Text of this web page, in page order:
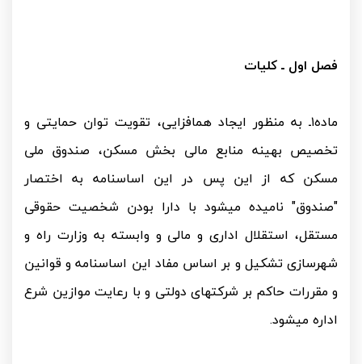
فصل اول ـ کلیات
ماده۱ـ به منظور ایجاد هم­افزایی، تقویت توان حمایتی و
تخصیص بهینه منابع مالی بخش مسکن، صندوق ملی
مسکن که از این پس در این اساسنامه به اختصار
"صندوق" نامیده می­شود با دارا بودن شخصیت حقوقی
مستقل، استقلال اداری و مالی و وابسته به وزارت راه و
شهرسازی تشکیل و بر اساس مفاد این اساسنامه و قوانین
و مقررات حاکم بر شرکت­های دولتی و با رعایت موازین شرع
اداره می­شود.